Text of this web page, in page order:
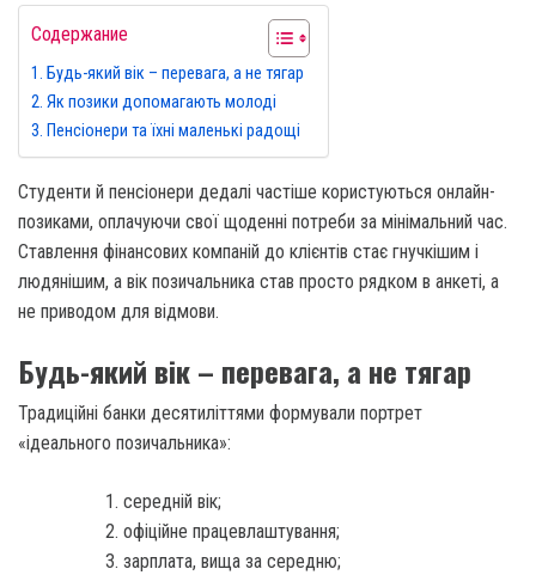
Содержание
Будь-який вік – перевага, а не тягар
Як позики допомагають молоді
Пенсіонери та їхні маленькі радощі
Студенти й пенсіонери дедалі частіше користуються онлайн-
позиками, оплачуючи свої щоденні потреби за мінімальний час.
Ставлення фінансових компаній до клієнтів стає гнучкішим і
людянішим, а вік позичальника став просто рядком в анкеті, а
не приводом для відмови.
Будь-який вік – перевага, а не тягар
Традиційні банки десятиліттями формували портрет
«ідеального позичальника»:
середній вік;
офіційне працевлаштування;
зарплата, вища за середню;